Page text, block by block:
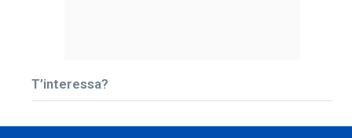
T’interessa?